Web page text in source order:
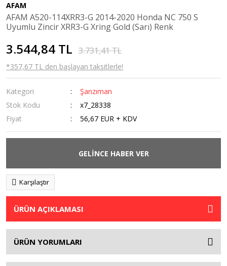
AFAM
AFAM A520-114XRR3-G 2014-2020 Honda NC 750 S
Uyumlu Zincir XRR3-G Xring Gold (Sarı) Renk
3.544,84 TL 3.731,41 TL
*357,67 TL den başlayan taksitlerle!
Kategori
Şanzıman
Stok Kodu
x7_28338
Fiyat
56,67 EUR + KDV
GELİNCE HABER VER
Karşılaştır
ÜRÜN AÇIKLAMASI
ÜRÜN YORUMLARI